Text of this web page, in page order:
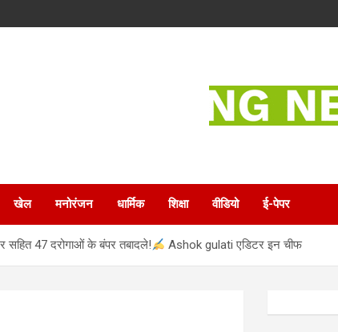
खेल मनोरंजन धार्मिक शिक्षा वीडियो ई-पेपर
सहित 47 दरोगाओं के बंपर तबादले! Ashok gulati एडिटर इन चीफ